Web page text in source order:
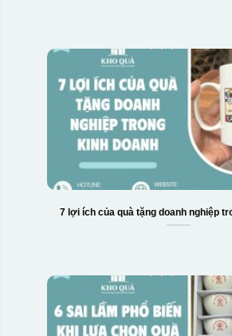
7 lợi ích của quà tặng doanh nghiệp